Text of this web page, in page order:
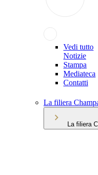
Vedi tutto
Notizie
Stampa
Mediateca
Contatti
La filiera
La filiera